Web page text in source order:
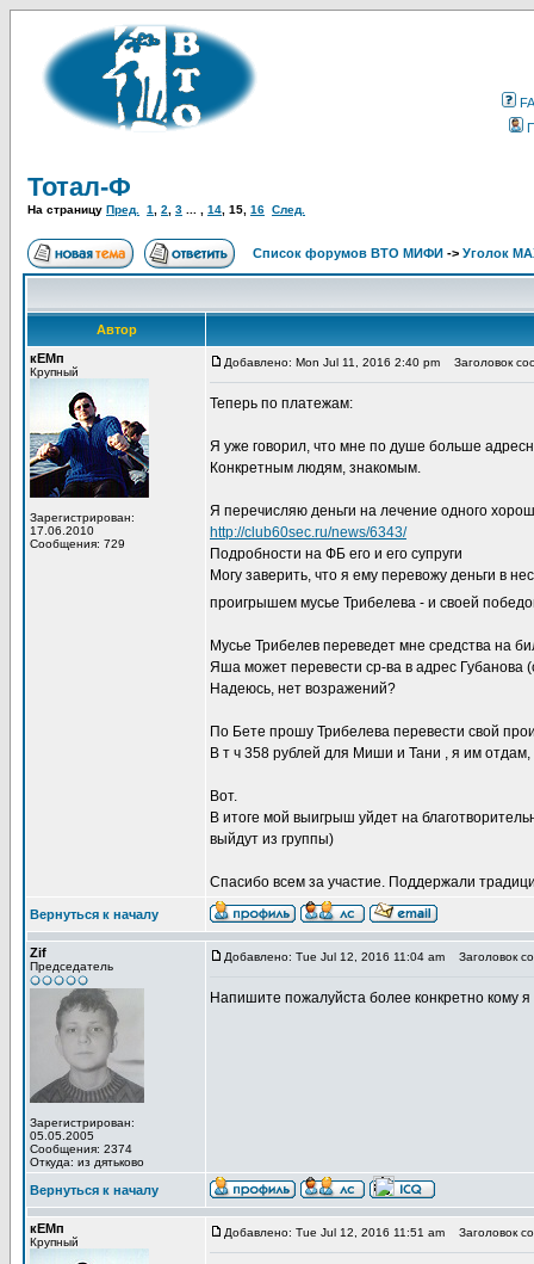
Тотал-Ф
На страницу Пред. 1 2 3 14 15 16 След.
Список форумов ВТО МИФИ -> Уголок
Автор
кЕМп
Крупный
Зарегистрирован:
17.06.2010
Сообщения: 729
Добавлено: Mon Jul 11, 2016 2:40 pm Заголовок
Теперь по платежам:
Я уже говорил, что мне по душе больше
Конкретным людям, знакомым.
Я перечисляю деньги на лечение одного
http://club60sec.ru/news/6343/
Подробности на ФБ его и его супруги
Могу заверить, что я ему перевожу деньги в
проигрышем мусье Трибелева - и своей
Мусье Трибелев переведет мне средства на
Яша может перевести ср-ва в адрес Губанова
Надеюсь, нет возражений?
По Бете прошу Трибелева перевести свой
В т ч 358 рублей для Миши и Тани , я им
Вот.
В итоге мой выигрыш уйдет на
выйдут из группы)
Спасибо всем за участие. Поддержали
Вернуться к началу
Zif
Председатель
Зарегистрирован:
05.05.2005
Сообщения: 2374
Откуда: из дятьково
Добавлено: Tue Jul 12, 2016 11:04 am Заголовок
Напишите пожалуйста более конкретно кому
Вернуться к началу
кЕМп
Крупный
Добавлено: Tue Jul 12, 2016 11:51 am Заголовок